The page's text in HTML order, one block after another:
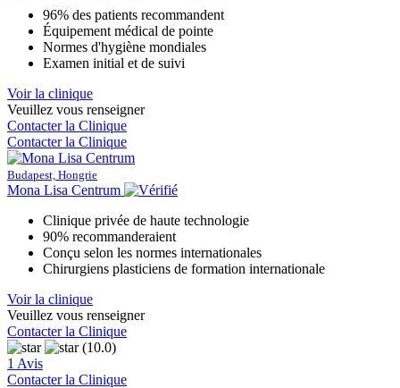
96% des patients recommandent
Équipement médical de pointe
Normes d'hygiène mondiales
Examen initial et de suivi
Voir la clinique
Veuillez vous renseigner
Contacter la Clinique
Contacter la Clinique
Budapest, Hongrie
Mona Lisa Centrum
Clinique privée de haute technologie
90% recommanderaient
Conçu selon les normes internationales
Chirurgiens plasticiens de formation internationale
Voir la clinique
Veuillez vous renseigner
Contacter la Clinique
(10.0)
1 Avis
Contacter la Clinique